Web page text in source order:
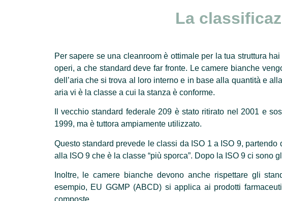
La
Per sapere se una cleanroom è ottimale per la tua struttura
operi, a che standard deve far fronte. Le camere bianche
dell’aria che si trova al loro interno e in base alla quantità e
aria vi è la classe a cui la stanza è conforme.
Il vecchio standard federale 209 è stato ritirato nel 2001 e
1999, ma è tuttora ampiamente utilizzato.
Questo standard prevede le classi da ISO 1 a ISO 9, partendo
alla ISO 9 che è la classe “più sporca”. Dopo la ISO 9 ci sono
Inoltre, le camere bianche devono anche rispettare gli
esempio, EU GGMP (ABCD) si applica ai prodotti